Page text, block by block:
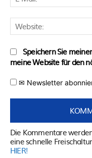
Speichern Sie
meine Website für den
✉ Newsletter
Die Kommentare
eine schnelle
HIER!